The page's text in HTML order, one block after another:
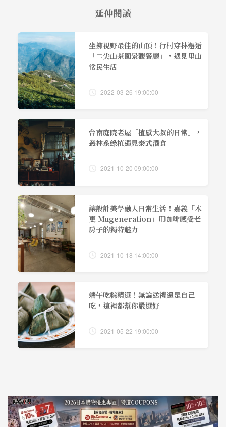
延伸閱讀
坐擁視野最佳的山頂！行村穿林邂逅
「二尖山茶園景觀餐廳」，遇見里山
常民生活
2022-03-26 19:00:00
台南庭院老屋「植感大叔的日常」，
叢林系綠植遇見泰式酒食
2021-10-20 09:00:00
讓設計美學融入日常生活！嘉義「木
更 Mugeneration」用咖啡感受老
房子的獨特魅力
2021-10-18 14:00:00
端午吃粽精選！無論送禮還是自己
吃，這裡都幫你嚴選好
2021-05-22 19:00:00